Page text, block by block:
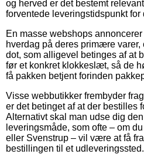
og herved er det bestemt
forventede leveringstidspunkt for
En masse webshops
hverdag på deres primære varer,
dot, som alligevel betinges af at
før et konkret klokkeslæt, så de
få pakken betjent forinden
Visse webbutikker frembyder
er det betinget af at der bestilles
Alternativt skal man udse dig
leveringsmåde, som ofte – om
eller Svenstrup – vil være at få
bestillingen til et udleveringssted.